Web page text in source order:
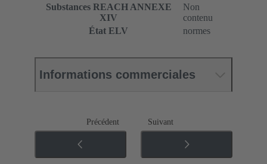
Substances REACH ANNEXE
XIV
Non
contenu
État ELV
normes
Informations commerciales
Précédent Suivant